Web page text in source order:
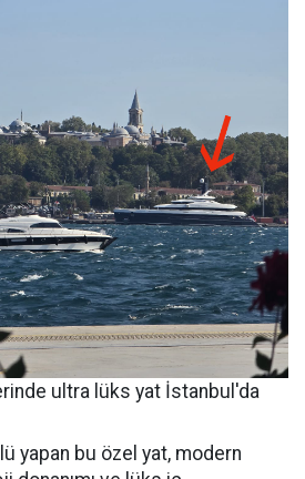
ultra lüks yat İstanbul'da
yapan bu özel yat, modern